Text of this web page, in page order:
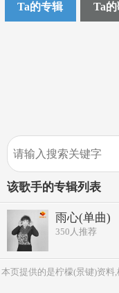
Ta的专辑 Ta的
该歌手的专辑列表
雨心(单曲)
350 人推荐
本页提供的是柠檬(景键)资料